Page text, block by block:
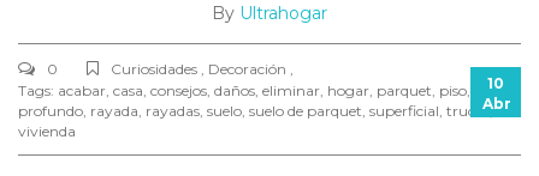
By Ultrahogar
0
Curiosidades , Decoración ,
Tags: acabar casa consejos daños eliminar hogar parquet piso
profundo rayada rayadas suelo suelo de parquet superficial trucos,
vivienda
10
Abr